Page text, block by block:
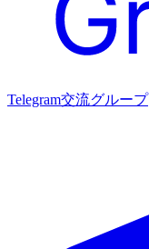
Telegram交流グループ